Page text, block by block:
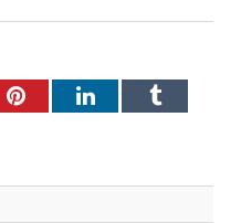
PinterestLinkedInTumblr